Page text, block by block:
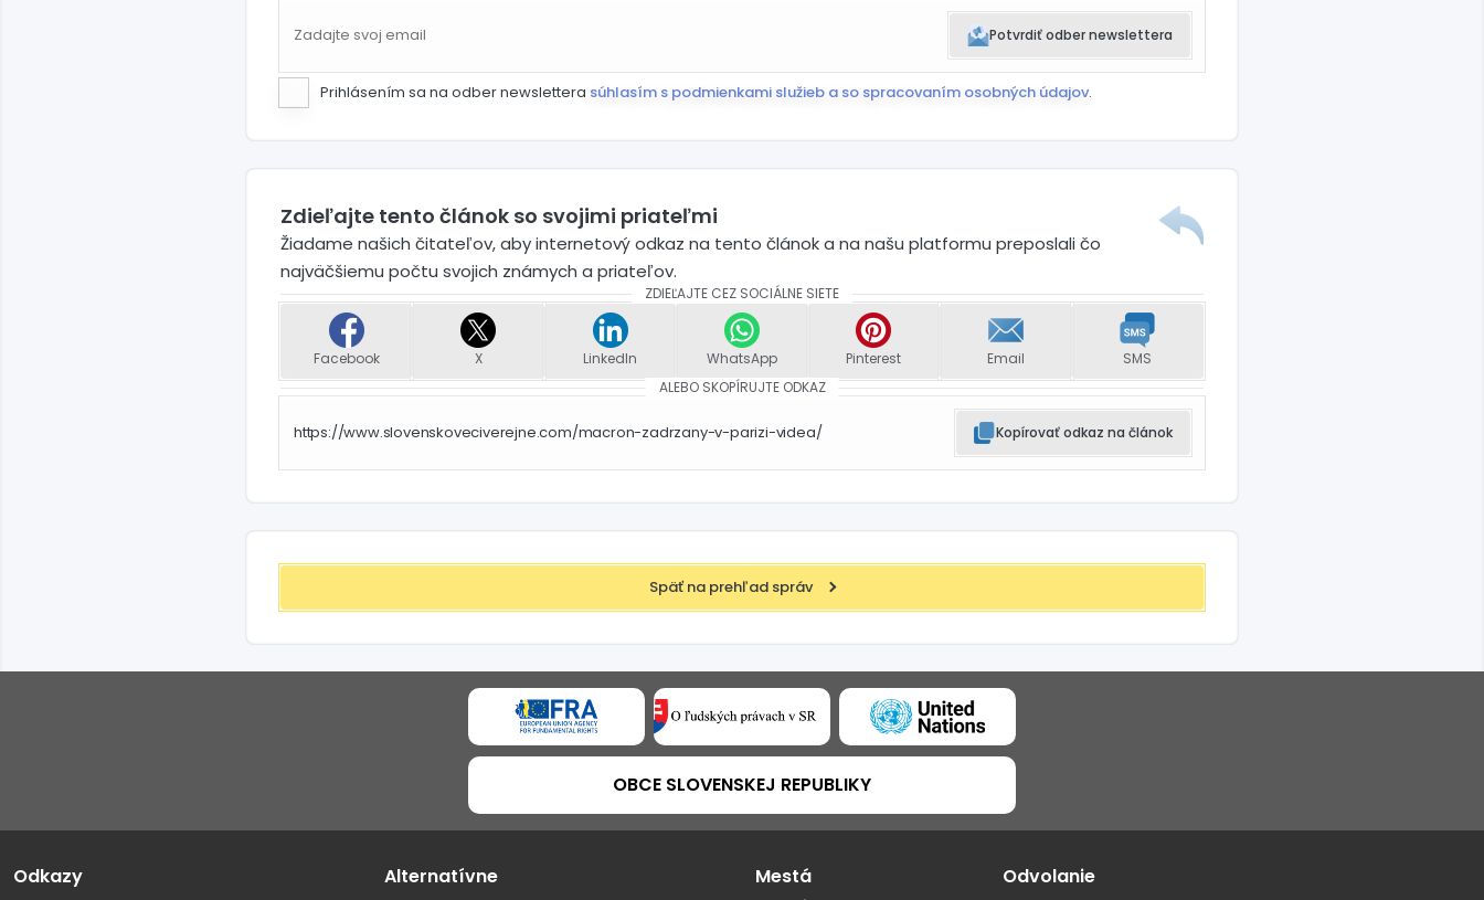
Potvrdiť odber newslettera
Prihlásením sa na odber newslettera súhlasím s podmienkami služieb a so spracovaním osobných údajov.
Zdieľajte tento článok so svojimi priateľmi
Žiadame našich čitateľov, aby internetový odkaz na tento článok a na našu platformu preposlali čo
najväčšiemu počtu svojich známych a priateľov.
ZDIEĽAJTE CEZ SOCIÁLNE SIETE
Facebook X LinkedIn WhatsApp Pinterest Email
SMS
ALEBO SKOPÍRUJTE ODKAZ
https://www.slovenskoveciverejne.com/macron-zadrzany-v-parizi-videa/ Kopírovať odkaz na článok
Späť na prehľad správ
OBCE SLOVENSKEJ REPUBLIKY
Odkazy Alternatívne Mestá Odvolanie